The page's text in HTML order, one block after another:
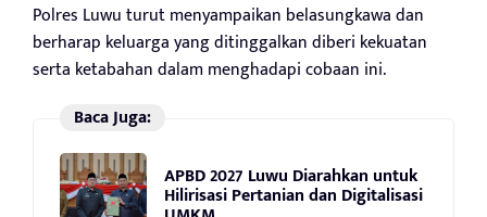
Polres Luwu turut menyampaikan belasungkawa dan
berharap keluarga yang ditinggalkan diberi kekuatan
serta ketabahan dalam menghadapi cobaan ini.
Baca Juga:
APBD 2027 Luwu Diarahkan untuk
Hilirisasi Pertanian dan Digitalisasi